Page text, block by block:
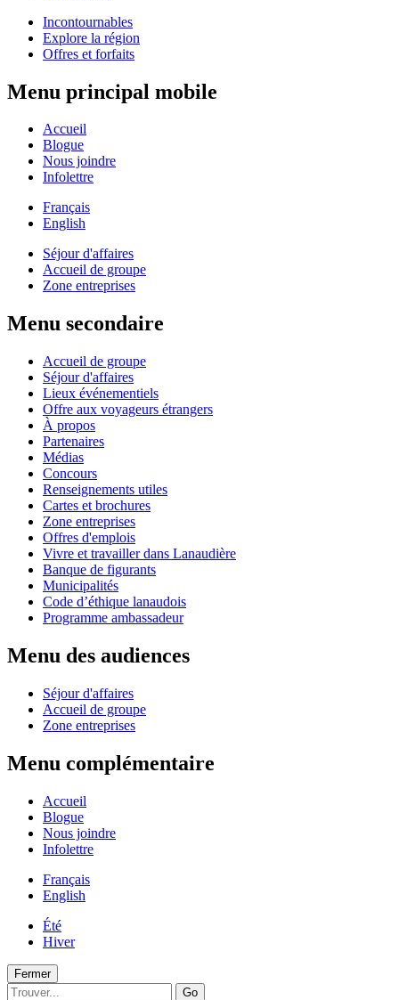
Incontournables
Explore la région
Offres et forfaits
Menu principal mobile
Accueil
Blogue
Nous joindre
Infolettre
Français
English
Séjour d'affaires
Accueil de groupe
Zone entreprises
Menu secondaire
Accueil de groupe
Séjour d'affaires
Lieux événementiels
Offre aux voyageurs étrangers
À propos
Partenaires
Médias
Concours
Renseignements utiles
Cartes et brochures
Zone entreprises
Offres d'emplois
Vivre et travailler dans Lanaudière
Banque de figurants
Municipalités
Code d’éthique lanaudois
Programme ambassadeur
Menu des audiences
Séjour d'affaires
Accueil de groupe
Zone entreprises
Menu complémentaire
Accueil
Blogue
Nous joindre
Infolettre
Français
English
Été
Hiver
Fermer
Go